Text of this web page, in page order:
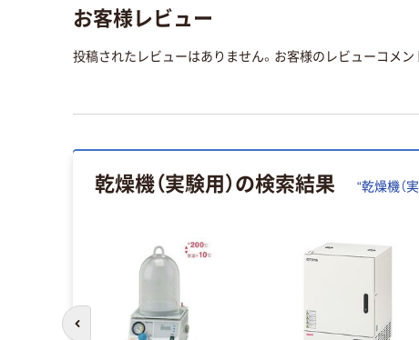
お客様レビュー
投稿されたレビューはありません。お客様のレビューコメン
乾燥機（実験用）の検索結果 “乾燥機（実
前のスライドへ